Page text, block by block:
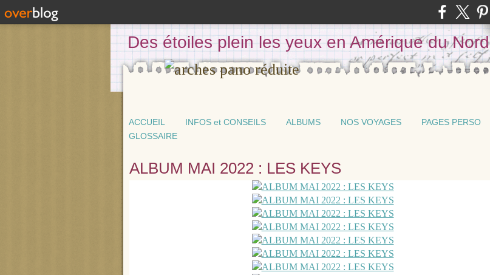
Des étoiles plein les yeux en Amérique du Nord
ACCUEIL INFOS et CONSEILS ALBUMS NOS VOYAGES
PAGES PERSO
GLOSSAIRE
ALBUM MAI 2022 : LES KEYS